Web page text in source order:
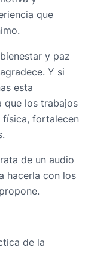
que
y paz
Y si
esta
que los trabajos
física, fortalecen
de un audio
hacerla con los
de la